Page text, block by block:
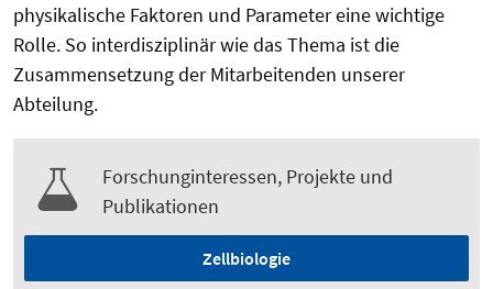
physikalische Faktoren und Parameter eine wichtige
Rolle. So interdisziplinär wie das Thema ist die
Zusammensetzung der Mitarbeitenden unserer
Abteilung.
Forschunginteressen, Projekte und
Publikationen
Zellbiologie